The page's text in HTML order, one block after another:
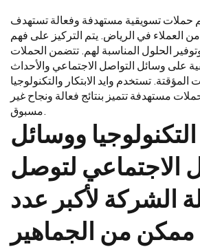
حملات تسويقية مستهدفة وفعالة تستهدف
العملاء في الرياض. يتم التركيز على فهم
الحلول المناسبة لهم. تتضمن الحملات
على وسائل التواصل الاجتماعي والأحداث
المؤقتة. تستخدم وايد الابتكار والتكنولوجيا
مستهدفة تتميز بنتائج فعالة ونجاح غير
مسبوق.
ووسائل
الاجتماعي لتوصل
الشركة لأكبر عدد
ممكن من الجماهير